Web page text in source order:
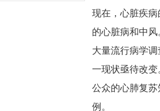
现在，心脏疾
的心脏病和中
大量流行病学
一现状亟待改
公众的心肺复
例。